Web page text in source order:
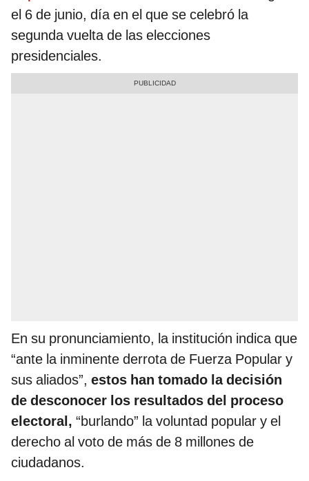
el 6 de junio, día en el que se celebró la
segunda vuelta de las elecciones
presidenciales.
En su pronunciamiento, la institución indica que
“ante la inminente derrota de Fuerza Popular y
sus aliados”, estos han tomado la decisión
de desconocer los resultados del proceso
electoral, “burlando” la voluntad popular y el
derecho al voto de más de 8 millones de
ciudadanos.